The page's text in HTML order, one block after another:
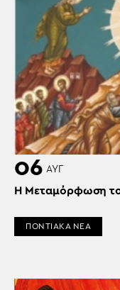
06 ΑΥΓ
Η Μεταμόρφωση
ΠΟΝΤΙΑΚΑ ΝΕΑ